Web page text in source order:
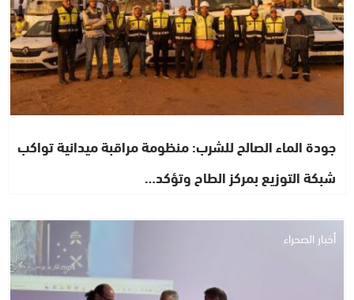
جودة الماء الصالح للشرب: منظومة مراقبة ميدانية تواكب
شبكة التوزيع بمركز الطاح وتؤكد…
أخبار الصحراء